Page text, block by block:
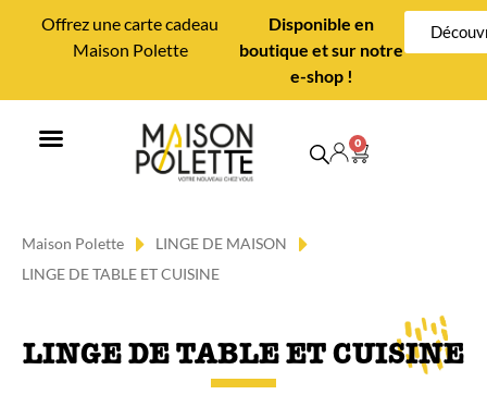
Offrez une carte cadeau
Maison Polette
Disponible en
boutique et sur notre
e-shop !
0
Maison Polette
LINGE DE MAISON
LINGE DE TABLE ET CUISINE
LINGE DE TABLE ET CUISINE